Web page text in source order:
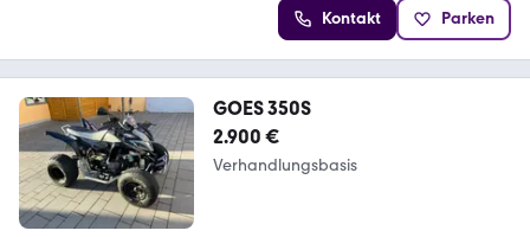
Kontakt Parken
GOES 350S
2.900 €
Verhandlungsbasis